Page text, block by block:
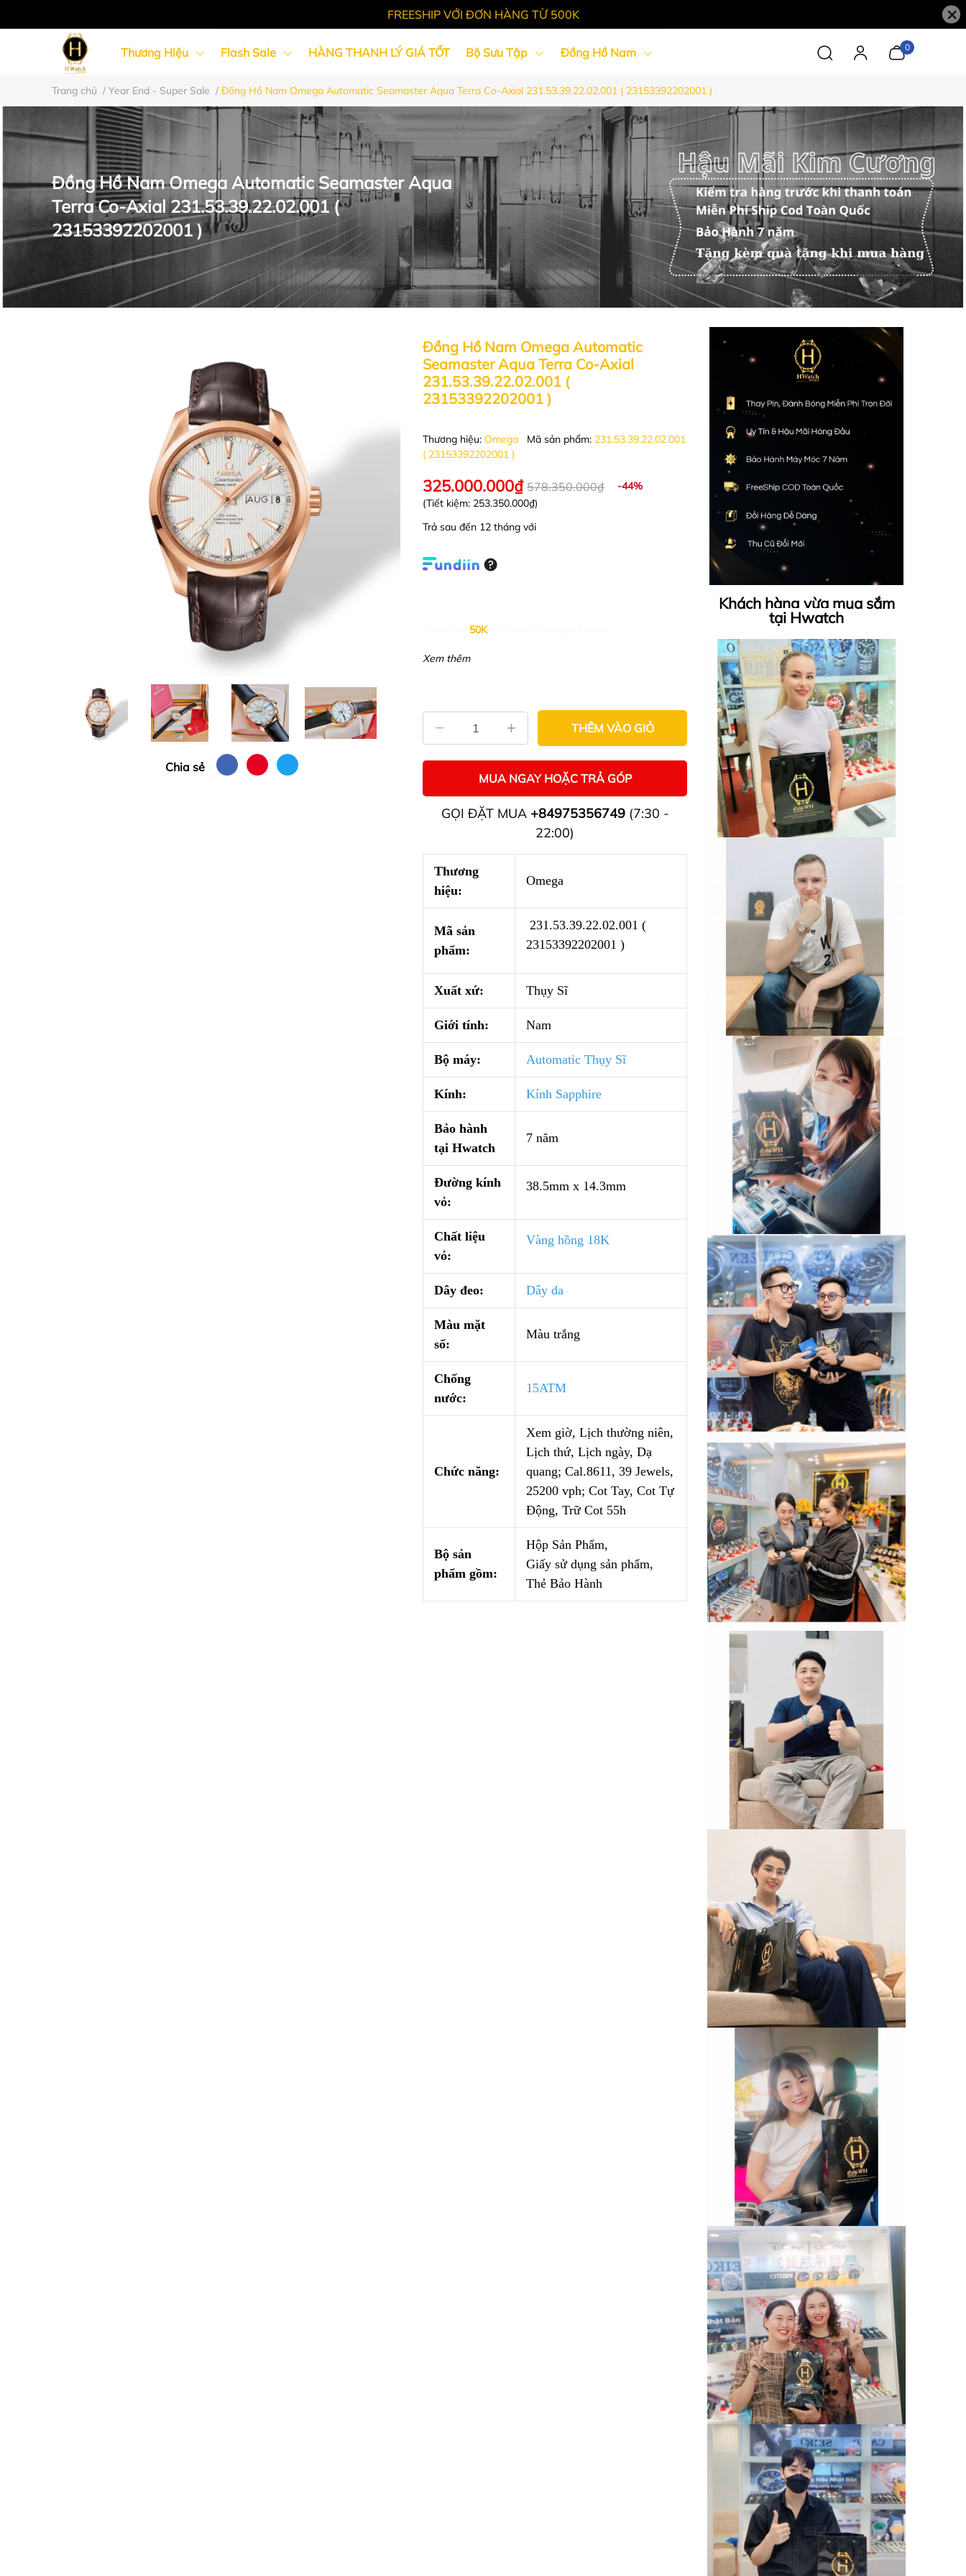
FREESHIP VỚI ĐƠN HÀNG TỪ 500K ×
Thương Hiệu Flash Sale HÀNG THANH LÝ GIÁ TỐT Bộ Sưu Tập Đồng Hồ Nam
Đồng Hồ Nữ Đồng Hồ Cặp Đôi
0
Trang chủ / Year End - Super Sale / Đồng Hồ Nam Omega Automatic Seamaster Aqua Terra Co-Axial 231.53.39.22.02.001 ( 23153392202001 )
Đồng Hồ Nam Omega Automatic Seamaster Aqua
Terra Co-Axial 231.53.39.22.02.001 (
23153392202001 )
Chia sẻ
Đồng Hồ Nam Omega Automatic
Seamaster Aqua Terra Co-Axial
231.53.39.22.02.001 (
23153392202001 )
Thương hiệu: Omega Mã sản phẩm: 231.53.39.22.02.001
( 23153392202001 )
325.000.000₫ 578.350.000₫
-44%
(Tiết kiệm: 253.350.000₫)
Trả sau đến 12 tháng với
50K
Xem thêm
THÊM VÀO GIỎ
MUA NGAY HOẶC TRẢ GÓP
GỌI ĐẶT MUA +84975356749(7:30 -
22:00)
Thương
hiệu:
Omega
Mã sản
phẩm:
231.53.39.22.02.001 (
23153392202001 )
Xuất xứ: Thụy Sĩ
Giới tính: Nam
Bộ máy: Automatic Thụy Sĩ
Kính: Kính Sapphire
Bảo hành
tại Hwatch
7 năm
Đường kính
vỏ:
38.5mm x 14.3mm
Chất liệu
vỏ:
Vàng hồng 18K
Dây đeo: Dây da
Màu mặt
số:
Màu trắng
Chống
nước:
15ATM
Chức năng:
Xem giờ, Lịch thường niên,
Lịch thứ, Lịch ngày, Dạ
quang; Cal.8611, 39 Jewels,
25200 vph; Cot Tay, Cot Tự
Động, Trữ Cot 55h
Bộ sản
phẩm gồm:
Hộp Sản Phẩm,
Giấy sử dụng sản phẩm,
Thẻ Bảo Hành
Khách hàng vừa mua sắm
tại Hwatch